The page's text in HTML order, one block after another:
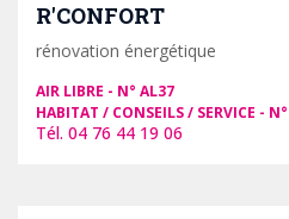
R'CONFORT
rénovation énergétique
AIR LIBRE
AL37
HABITAT / CONSEILS / SERVICE
04 76 44 19 06